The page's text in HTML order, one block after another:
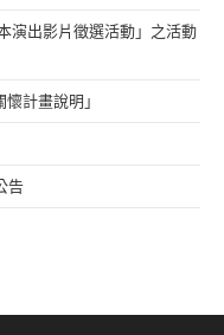
演出影片徵選活動」之活動
計畫說明」
告